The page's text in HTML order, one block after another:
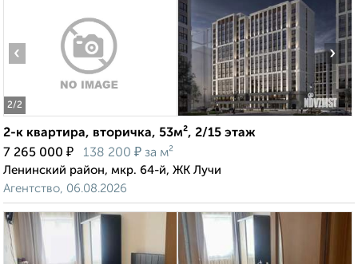
2/2
‹ ›
2-к квартира, вторичка, 53м², 2/15 этаж
7 265 000 ₽ 138 200 ₽ за м²
Ленинский район, мкр. 64-й, ЖК Лучи
Агентство, 06.08.2026